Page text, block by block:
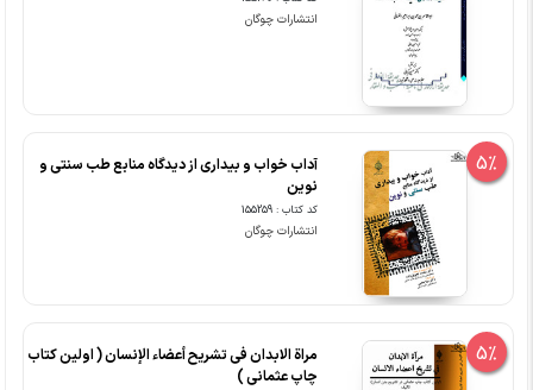
انتشارات چوگان
5%
آداب خواب و بیداری از دیدگاه منابع طب سنتی و
نوین
کد کتاب : 155259
انتشارات چوگان
5%
مراة الابدان فی تشریح أعضاء الإنسان ( اولین کتاب
چاپ عثمانی )